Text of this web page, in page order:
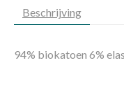
Beschrijving
94% biokatoen 6%